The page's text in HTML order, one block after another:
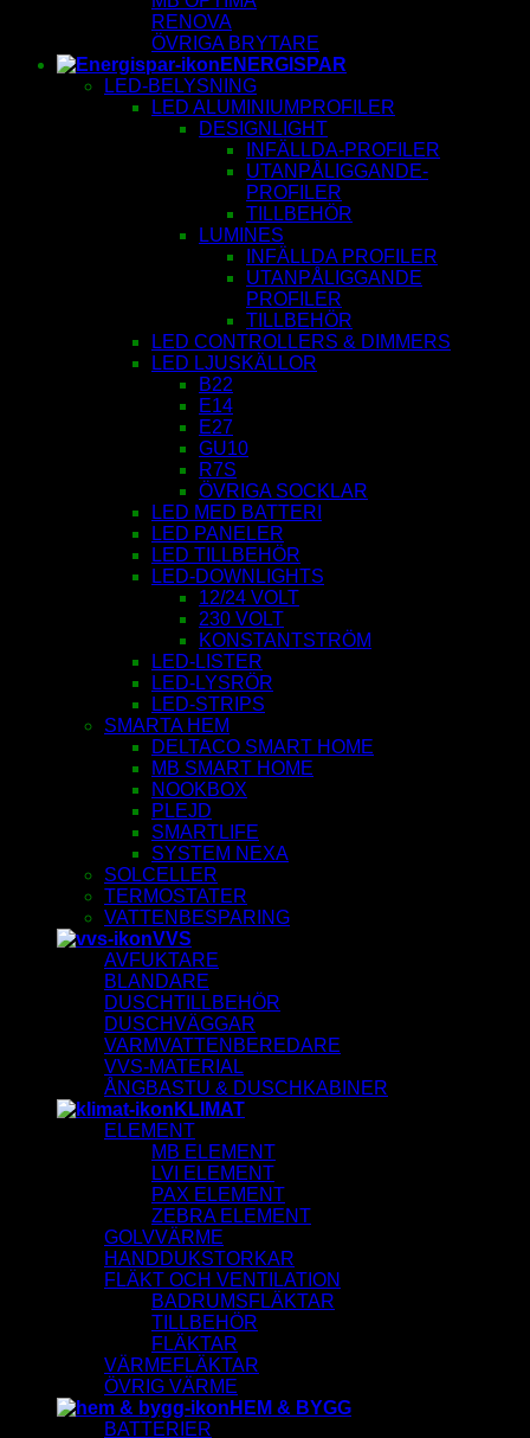
RENOVA
ÖVRIGA BRYTARE
ENERGISPAR
LED-BELYSNING
LED ALUMINIUMPROFILER
DESIGNLIGHT
INFÄLLDA-PROFILER
UTANPÅLIGGANDE-
PROFILER
TILLBEHÖR
LUMINES
INFÄLLDA PROFILER
UTANPÅLIGGANDE
PROFILER
TILLBEHÖR
LED CONTROLLERS & DIMMERS
LED LJUSKÄLLOR
B22
E14
E27
GU10
R7S
ÖVRIGA SOCKLAR
LED MED BATTERI
LED PANELER
LED TILLBEHÖR
LED-DOWNLIGHTS
12/24 VOLT
230 VOLT
KONSTANTSTRÖM
LED-LISTER
LED-LYSRÖR
LED-STRIPS
SMARTA HEM
DELTACO SMART HOME
MB SMART HOME
NOOKBOX
PLEJD
SMARTLIFE
SYSTEM NEXA
SOLCELLER
TERMOSTATER
VATTENBESPARING
VVS
AVFUKTARE
BLANDARE
DUSCHTILLBEHÖR
DUSCHVÄGGAR
VARMVATTENBEREDARE
VVS-MATERIAL
ÅNGBASTU & DUSCHKABINER
KLIMAT
ELEMENT
MB ELEMENT
LVI ELEMENT
PAX ELEMENT
ZEBRA ELEMENT
GOLVVÄRME
HANDDUKSTORKAR
FLÄKT OCH VENTILATION
BADRUMSFLÄKTAR
TILLBEHÖR
FLÄKTAR
VÄRMEFLÄKTAR
ÖVRIG VÄRME
HEM & BYGG
BATTERIER